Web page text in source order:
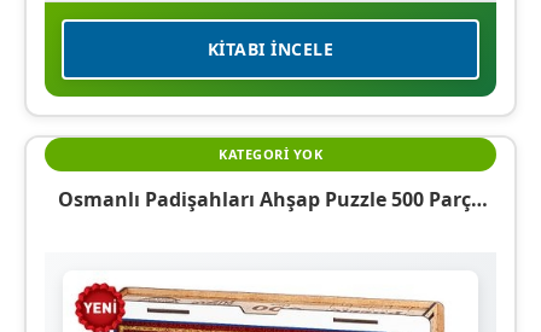
KITABI İNCELE
KATEGORI YOK
Osmanlı Padişahları Ahşap Puzzle 500 Parça